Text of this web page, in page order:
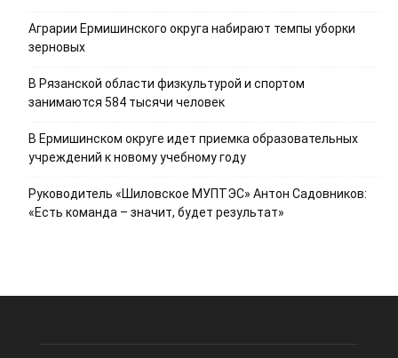
Аграрии Ермишинского округа набирают темпы уборки
зерновых
В Рязанской области физкультурой и спортом
занимаются 584 тысячи человек
В Ермишинском округе идет приемка образовательных
учреждений к новому учебному году
Руководитель «Шиловское МУПТЭС» Антон Садовников:
«Есть команда – значит, будет результат»